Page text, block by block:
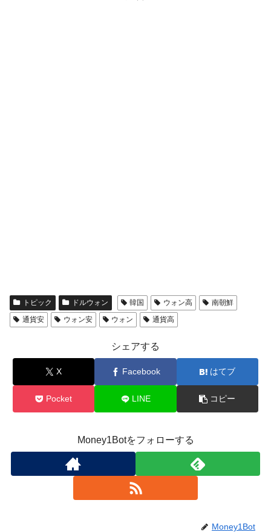
トピック ドルウォン 韓国 ウォン高
南朝鮮
通貨安
ウォン安 ウォン 通貨高
シェアする
X Facebook はてブ
Pocket LINE コピー
Money1Botをフォローする
Money1Bot